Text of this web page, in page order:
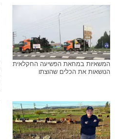
המשאיות במחאת הפשיעה החקלאית
הנושאות את הכלים שהוצתו